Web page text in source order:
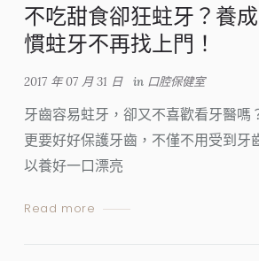
不吃甜食卻狂蛀牙？養
慣蛀牙不再找上門！
2017 年 07 月 31 日 in 口腔保健室
牙齒容易蛀牙，卻又不喜歡看牙醫嗎
更要好好保護牙齒，不僅不用受到牙
以養好一口漂亮
Read more